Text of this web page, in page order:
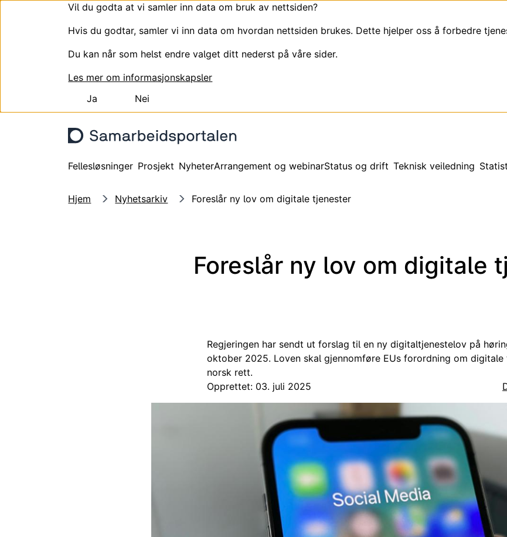
Vil du godta at vi samler inn data om bruk av nettsiden?
Hvis du godtar, samler vi inn data om hvordan nettsiden brukes. Dette hjelper oss å forbedre
Du kan når som helst endre valget ditt nederst på våre sider.
Les mer om informasjonskapsler
Ja
Nei
Fellesløsninger Prosjekt NyheterArrangement og webinarStatus og drift Teknisk veiledning
Hjem Nyhetsarkiv Foreslår ny lov om digitale tjenester
Foreslår ny lov om digitale
Regjeringen har sendt ut forslag til en ny digitaltjenestelov på
oktober 2025. Loven skal gjennomføre EUs forordning om digitale
norsk rett.
Opprettet: 03. juli 2025